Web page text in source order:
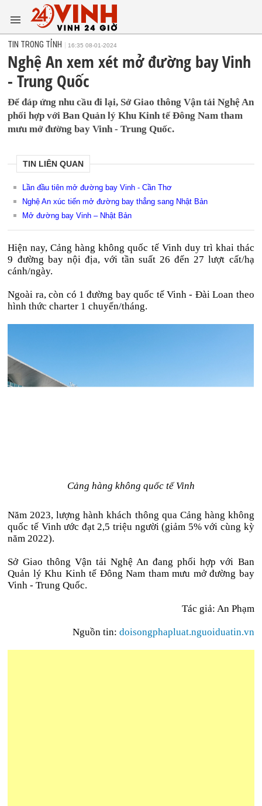
TIN TRONG TỈNH 16:35 08-01-2024
Nghệ An xem xét mở đường bay Vinh
- Trung Quốc
Để đáp ứng nhu cầu đi lại, Sở Giao thông Vận tải Nghệ An
phối hợp với Ban Quản lý Khu Kinh tế Đông Nam tham
mưu mở đường bay Vinh - Trung Quốc.
TIN LIÊN QUAN
Lần đầu tiên mở đường bay Vinh - Cần Thơ
Nghệ An xúc tiến mở đường bay thẳng sang Nhật Bản
Mở đường bay Vinh – Nhật Bản
Hiện nay, Cảng hàng không quốc tế Vinh duy trì khai thác
9 đường bay nội địa, với tần suất 26 đến 27 lượt cất/hạ
cánh/ngày.
Ngoài ra, còn có 1 đường bay quốc tế Vinh - Đài Loan theo
hình thức charter 1 chuyến/tháng.
Cảng hàng không quốc tế Vinh
Năm 2023, lượng hành khách thông qua Cảng hàng không
quốc tế Vinh ước đạt 2,5 triệu người (giảm 5% với cùng kỳ
năm 2022).
Sở Giao thông Vận tải Nghệ An đang phối hợp với Ban
Quản lý Khu Kinh tế Đông Nam tham mưu mở đường bay
Vinh - Trung Quốc.
Tác giả: An Phạm
Nguồn tin: doisongphapluat.nguoiduatin.vn